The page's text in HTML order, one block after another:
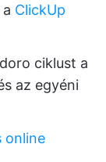
ClickUp
ciklust a
az egyéni
online